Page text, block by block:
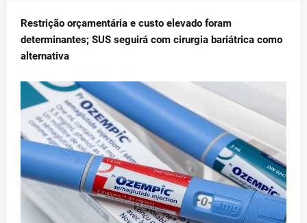
Restrição orçamentária e custo elevado foram
determinantes; SUS seguirá com cirurgia bariátrica como
alternativa